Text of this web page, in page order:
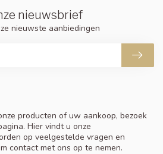
producten of uw aankoop, bezoek
Hier vindt u onze
op veelgestelde vragen en
contact met ons op te nemen.
nieuwsbrief
nieuwste aanbiedingen